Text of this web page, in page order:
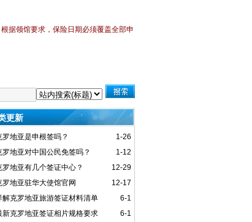
根据领馆要求，保险日期必须覆盖全部申
更新
1-26
罗地亚是申根签吗？
1-12
罗地亚对中国公民免签吗？
12-29
罗地亚有几个签证中心？
12-17
罗地亚驻华大使馆官网
6-1
解克罗地亚旅游签证材料清单
6-1
新克罗地亚签证相片规格要求